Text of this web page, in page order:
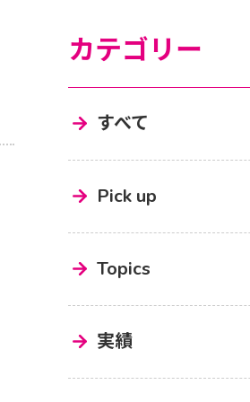
カテゴリー
すべて
Pick up
Topics
実績